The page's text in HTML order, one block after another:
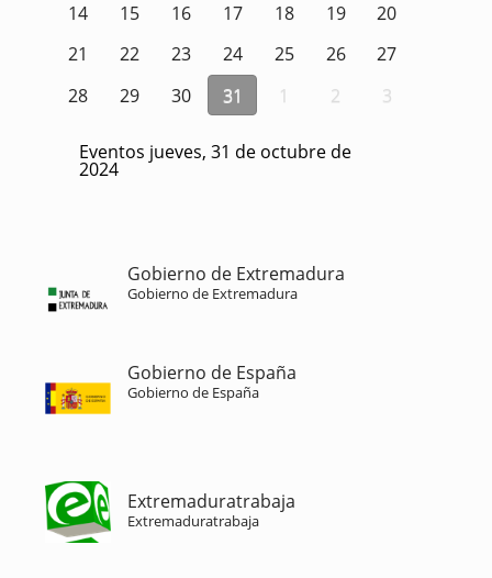
14
15 16 17 18 19
20
21
22 23 24 25 26
27
28
29 30 31 1 2 3
Eventos jueves, 31 de octubre de
2024
Gobierno de Extremadura
Gobierno de Extremadura
Gobierno de España
Gobierno de España
Extremaduratrabaja
Extremaduratrabaja